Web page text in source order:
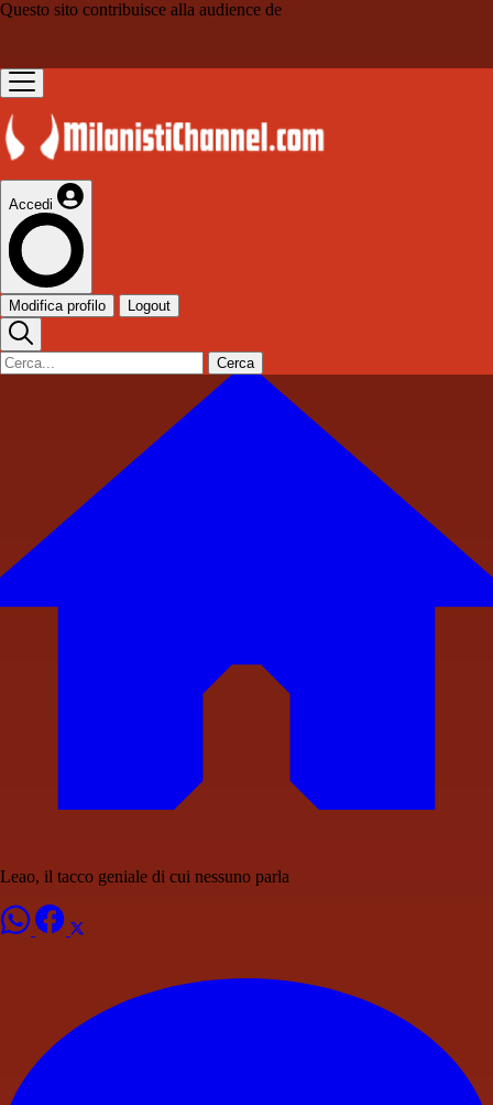
Questo sito contribuisce alla audience de
Accedi
Modifica profilo Logout
Cerca
Leao, il tacco geniale di cui nessuno parla